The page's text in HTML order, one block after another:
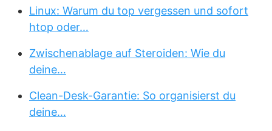
Linux: Warum du top vergessen und sofort
htop oder…
Zwischenablage auf Steroiden: Wie du
deine…
Clean-Desk-Garantie: So organisierst du
deine…